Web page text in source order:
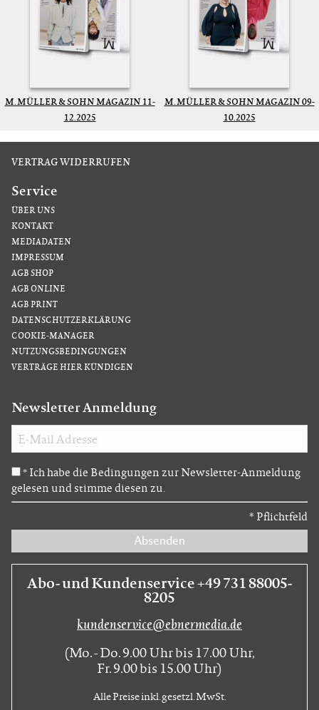
M. MÜLLER & SOHN MAGAZIN 11-
12.2025
M. MÜLLER & SOHN MAGAZIN 09-
10.2025
VERTRAG WIDERRUFEN
Service
ÜBER UNS
KONTAKT
MEDIADATEN
IMPRESSUM
AGB SHOP
AGB ONLINE
AGB PRINT
DATENSCHUTZERKLÄRUNG
COOKIE-MANAGER
NUTZUNGSBEDINGUNGEN
VERTRÄGE HIER KÜNDIGEN
Newsletter Anmeldung
* Ich habe die Bedingungen zur Newsletter-Anmeldung
gelesen und stimme diesen zu.
* Pflichtfeld
Absenden
Abo- und Kundenservice +49 731 88005-
8205
kundenservice@ebnermedia.de
(Mo. - Do. 9.00 Uhr bis 17.00 Uhr,
Fr. 9.00 bis 15.00 Uhr)
Alle Preise inkl. gesetzl. MwSt.